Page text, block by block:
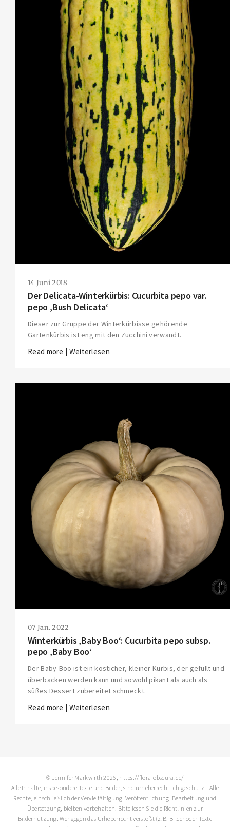
THIS SEARCH BAR ONLY WORKS IN THE GERMAN VERSION OF THE WEBSITE!
NON-GERMAN SPEAKERS PLEASE USE THE SEARCH BAR ON THE WELCOME
PAGE.
14 Juni 2018
Der Delicata-Winterkürbis: Cucurbita pepo var.
pepo ‚Bush Delicata‘
Dieser zur Gruppe der Winterkürbisse gehörende
Gartenkürbis ist eng mit den Zucchini verwandt.
Read more | Weiterlesen
07 Jan. 2022
Winterkürbis ‚Baby Boo‘: Cucurbita pepo subsp.
pepo ‚Baby Boo‘
Der Baby-Boo ist ein kösticher, kleiner Kürbis, der gefüllt und
überbacken werden kann und sowohl pikant als auch als
süßes Dessert zubereitet schmeckt.
Read more | Weiterlesen
© Jennifer Markwirth 2026, https://flora-obscura.de/
Alle Inhalte, insbesondere Texte und Bilder, sind urheberrechtlich geschützt. Alle
Rechte, einschließlich der Vervielfältigung, Veröffentlichung, Bearbeitung und
Übersetzung, bleiben vorbehalten. Bitte lesen Sie die Richtlinien zur
Bildernutzung. Wer gegen das Urheberrecht verstößt (z.B. Bilder oder Texte